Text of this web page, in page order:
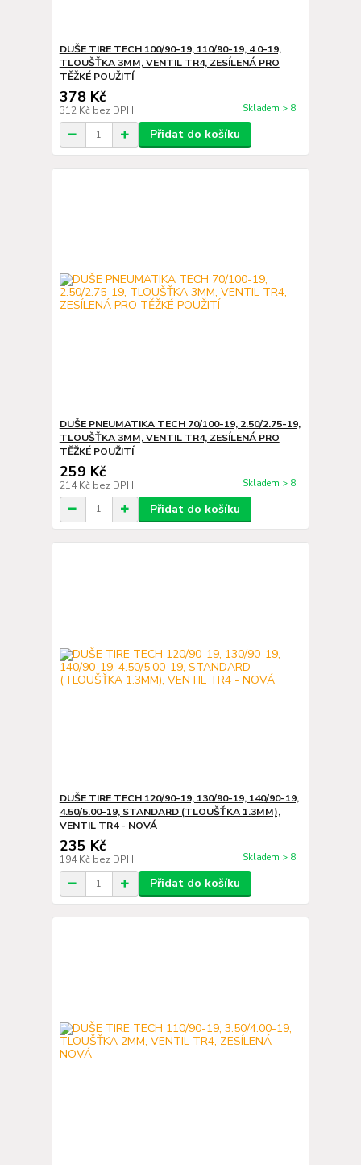
DUŠE TIRE TECH 100/90-19, 110/90-19, 4.0-19,
TLOUŠŤKA 3MM, VENTIL TR4, ZESÍLENÁ PRO
TĚŽKÉ POUŽITÍ
378 Kč
312 Kč bez DPH Skladem > 8
Přidat do košíku
DUŠE PNEUMATIKA TECH 70/100-19, 2.50/2.75-19,
TLOUŠŤKA 3MM, VENTIL TR4, ZESÍLENÁ PRO
TĚŽKÉ POUŽITÍ
259 Kč
214 Kč bez DPH Skladem > 8
Přidat do košíku
DUŠE TIRE TECH 120/90-19, 130/90-19, 140/90-19,
4.50/5.00-19, STANDARD (TLOUŠŤKA 1.3MM),
VENTIL TR4 - NOVÁ
235 Kč
194 Kč bez DPH Skladem > 8
Přidat do košíku